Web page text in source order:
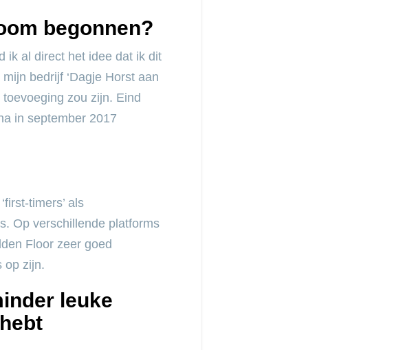
begonnen?
ik al direct het idee dat ik dit
bedrijf ‘Dagje Horst aan
zou zijn. Eind
in september 2017
timers’ als
Op verschillende platforms
Floor zeer goed
op zijn.
leuke